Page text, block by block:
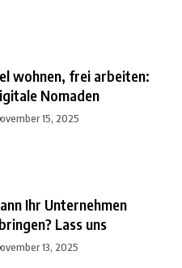
wohnen, frei arbeiten:
Nomaden
15, 2025
Ihr Unternehmen
Lass uns
13, 2025